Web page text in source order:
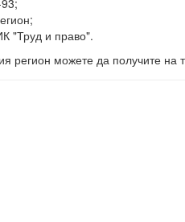
"Труд и право".
регион можете да получите